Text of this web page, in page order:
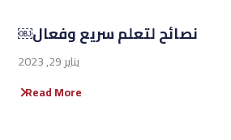
نصائح لتعلم سريع وفعال￼
يناير 29, 2023
Read More